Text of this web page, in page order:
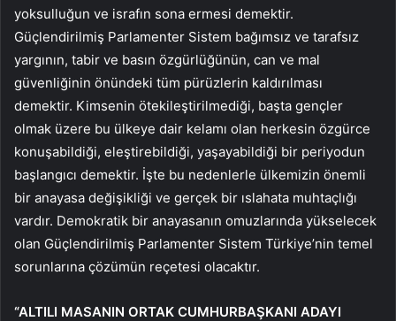
yoksulluğun ve israfın sona ermesi demektir.
Güçlendirilmiş Parlamenter Sistem bağımsız ve tarafsız
yargının, tabir ve basın özgürlüğünün, can ve mal
güvenliğinin önündeki tüm pürüzlerin kaldırılması
demektir. Kimsenin ötekileştirilmediği, başta gençler
olmak üzere bu ülkeye dair kelamı olan herkesin özgürce
konuşabildiği, eleştirebildiği, yaşayabildiği bir periyodun
başlangıcı demektir. İşte bu nedenlerle ülkemizin önemli
bir anayasa değişikliği ve gerçek bir ıslahata muhtaçlığı
vardır. Demokratik bir anayasanın omuzlarında yükselecek
olan Güçlendirilmiş Parlamenter Sistem Türkiye’nin temel
sorunlarına çözümün reçetesi olacaktır.
“ALTILI MASANIN ORTAK CUMHURBAŞKANI ADAYI